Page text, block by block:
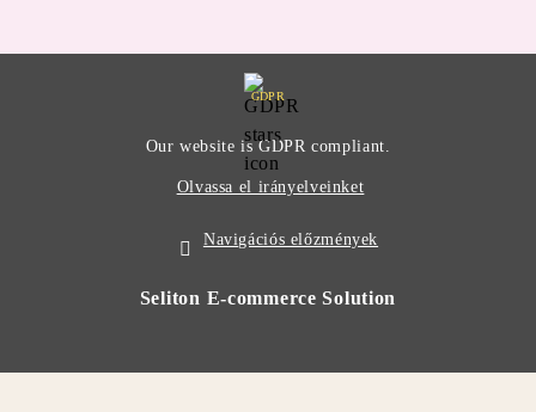
GDPR
Our website is GDPR compliant.
Olvassa el irányelveinket
Navigációs előzmények
Seliton E-commerce Solution